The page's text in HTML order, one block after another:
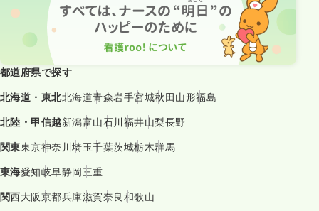
都道府県で探す
北海道・東北北海道青森岩手宮城秋田山形福島
北陸・甲信越新潟富山石川福井山梨長野
関東東京神奈川埼玉千葉茨城栃木群馬
東海愛知岐阜静岡三重
関西大阪京都兵庫滋賀奈良和歌山